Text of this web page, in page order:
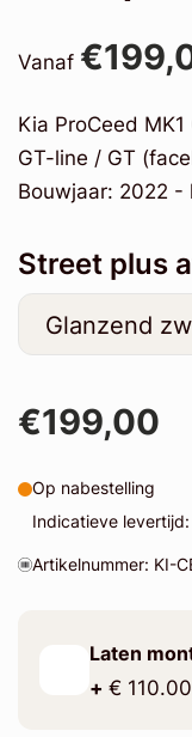
Vanaf
Kia ProCeed
GT-line / GT
Bouwjaar: 2022 -
Street plus
€199,00
Op nabestelling
Indicatieve levertijd:
Artikelnummer: KI-
Laten
+ € 110.00